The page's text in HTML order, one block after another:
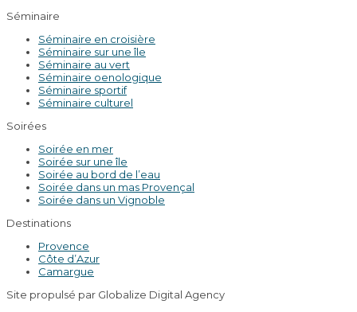
Séminaire
Séminaire en croisière
Séminaire sur une île
Séminaire au vert
Séminaire oenologique
Séminaire sportif
Séminaire culturel
Soirées
Soirée en mer
Soirée sur une île
Soirée au bord de l’eau
Soirée dans un mas Provençal
Soirée dans un Vignoble
Destinations
Provence
Côte d’Azur
Camargue
Site propulsé par Globalize Digital Agency